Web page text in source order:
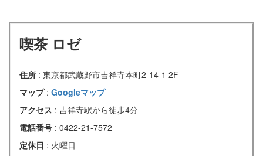
喫茶 ロゼ
住所 : 東京都武蔵野市吉祥寺本町2-14-1 2F
マップ : Googleマップ
アクセス : 吉祥寺駅から徒歩4分
電話番号 : 0422-21-7572
定休日 : 火曜日